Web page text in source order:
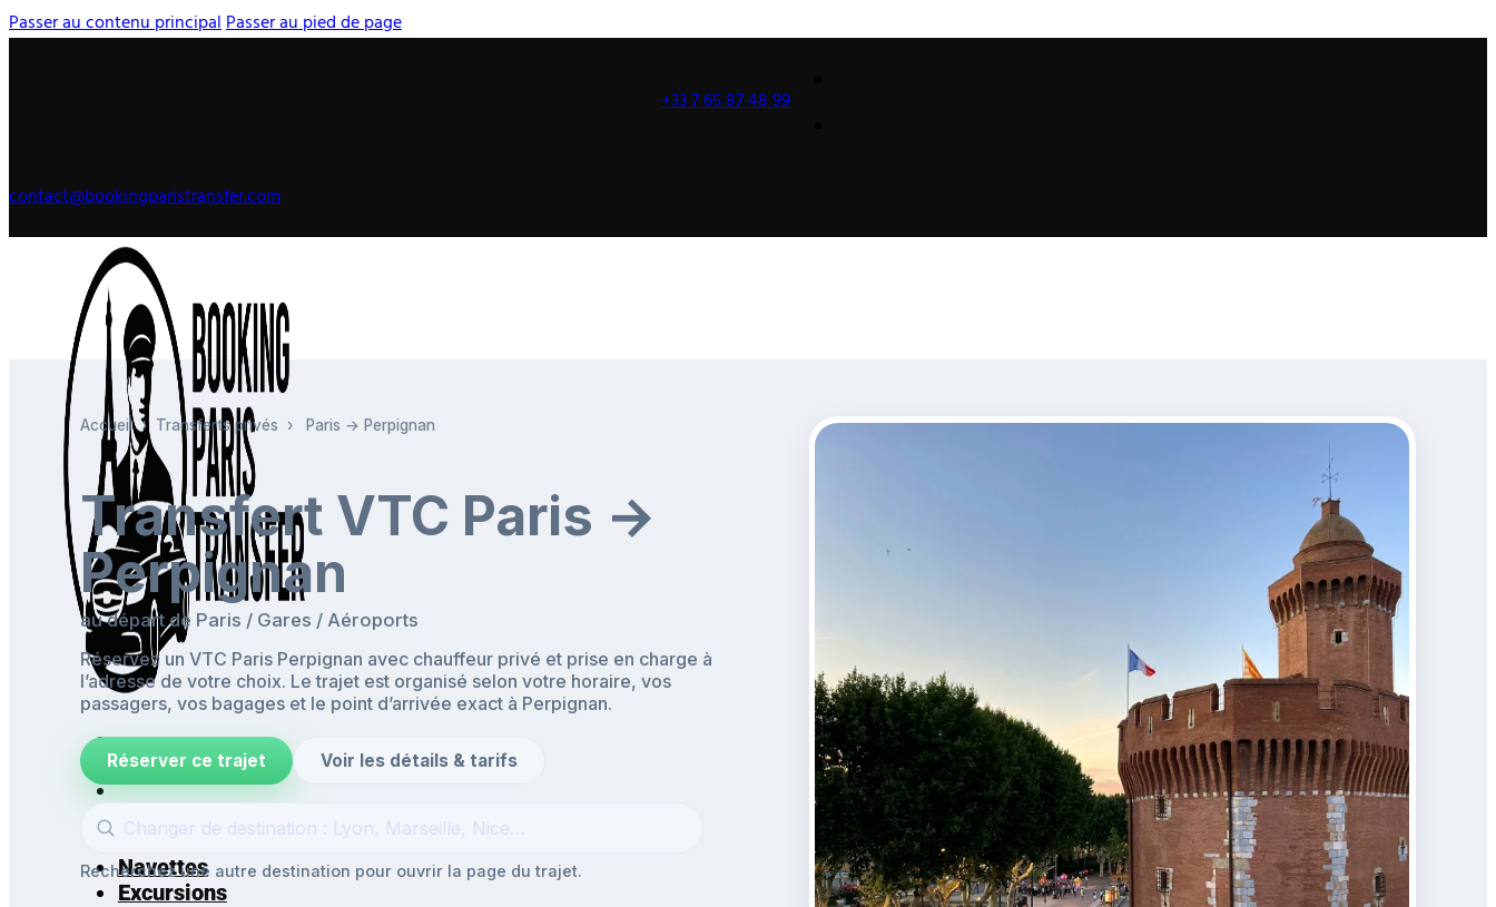
Passer au contenu principalPasser au pied de page
+33 7 65 87 48 99
contact@bookingparistransfer.com
Accueil
Aéroports & Gares
Mise à disposition
Navettes
Excursions
Accueil › Transferts privés › Paris → Perpignan
Transfert VTC Paris →
Perpignan
au départ de Paris / Gares / Aéroports
Réservez un VTC Paris Perpignan avec chauffeur privé et prise en charge à
l’adresse de votre choix. Le trajet est organisé selon votre horaire, vos
passagers, vos bagages et le point d’arrivée exact à Perpignan.
Réserver ce trajet Voir les détails & tarifs
Recherchez une autre destination pour ouvrir la page du trajet.